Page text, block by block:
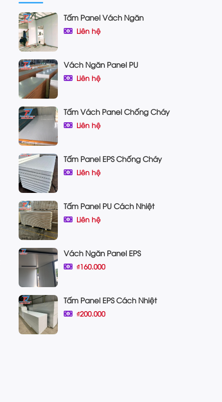
Tấm Panel Vách Ngăn
Liên hệ
Vách Ngăn Panel PU
Liên hệ
Tấm Vách Panel Chống Cháy
Liên hệ
Tấm Panel EPS Chống Cháy
Liên hệ
Tấm Panel PU Cách Nhiệt
Liên hệ
Vách Ngăn Panel EPS
₫160.000
Tấm Panel EPS Cách Nhiệt
₫200.000